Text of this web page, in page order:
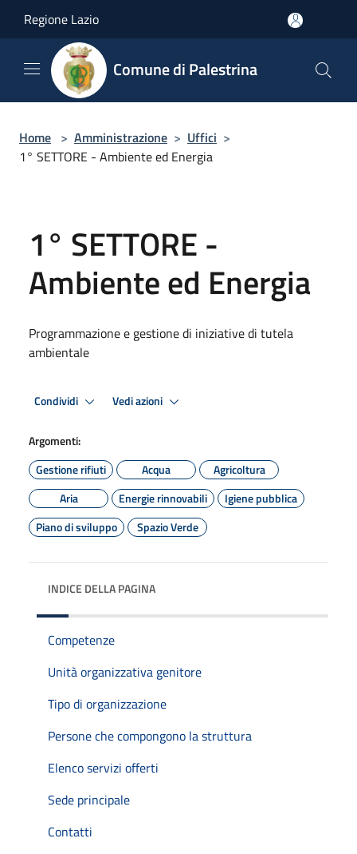
Regione Lazio
Comune di Palestrina
Home > Amministrazione > Uffici >
1° SETTORE - Ambiente ed Energia
1° SETTORE -
Ambiente ed Energia
Programmazione e gestione di iniziative di tutela
ambientale
Condividi Vedi azioni
Argomenti:
Gestione rifiuti
Acqua
Agricoltura
Aria
Energie rinnovabili
Igiene pubblica
Piano di sviluppo
Spazio Verde
INDICE DELLA PAGINA
Competenze
Unità organizzativa genitore
Tipo di organizzazione
Persone che compongono la struttura
Elenco servizi offerti
Sede principale
Contatti